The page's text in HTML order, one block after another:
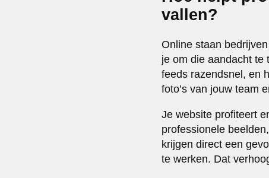
vallen?
Online staan
je om die aandacht te
feeds razendsnel, en
foto’s van jouw team
Je website profiteert
professionele
krijgen direct een
te werken. Dat